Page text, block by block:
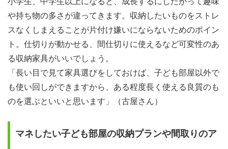
や持ち物の多さが違ってきます。収納したいものをストレ
スなくしまえることが片付け嫌いにならないためのポイン
ト。仕切りが動かせる、間仕切りに使えるなど可変性のあ
る収納家具がいいでしょう。
「長い目で見て家具選びをしておけば、子ども部屋以外で
も使い回しができますから、ある程度長く使える良質のも
のを選ぶといいと思います」（古屋さん）
マネしたい子ども部屋の収納プランや間取りのア